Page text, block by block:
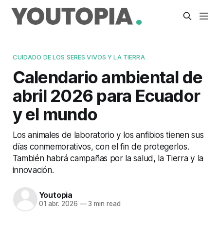
CUIDADO DE LOS SERES VIVOS Y LA TIERRA
Calendario ambiental de
abril 2026 para Ecuador
y el mundo
Los animales de laboratorio y los anfibios tienen sus
días conmemorativos, con el fin de protegerlos.
También habrá campañas por la salud, la Tierra y la
innovación.
Youtopia
01 abr. 2026 —3 min read